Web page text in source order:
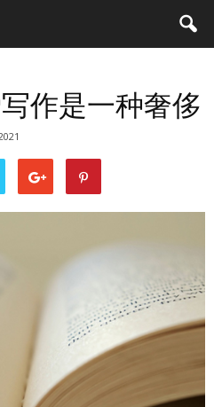
作是一种奢侈